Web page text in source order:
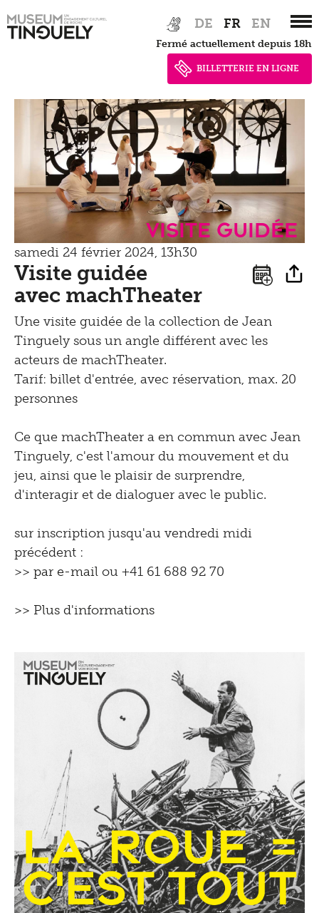
Hauptnavigation
to
DE FR EN
Fermé actuellement depuis 18h
BILLETTERIE EN LIGNE
Visite guidée
samedi 24 février 2024, 13h30
Visite guidée
avec machTheater
Une visite guidée de la collection de Jean
Tinguely sous un angle différent avec les
acteurs de machTheater.
Tarif: billet d'entrée, avec réservation, max. 20
personnes
Ce que machTheater a en commun avec Jean
Tinguely, c'est l'amour du mouvement et du
jeu, ainsi que le plaisir de surprendre,
d'interagir et de dialoguer avec le public.
sur inscription jusqu'au vendredi midi
précédent :
>> par e-mail ou +41 61 688 92 70
>> Plus d'informations